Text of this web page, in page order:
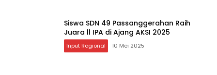
Siswa SDN 49 Passanggerahan Raih
Juara ll IPA di Ajang AKSI 2025
Input Regional 10 Mei 2025